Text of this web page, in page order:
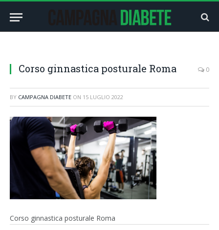
Corso ginnastica posturale Roma 0
BY CAMPAGNA DIABETE ON 15 LUGLIO 2022
Corso ginnastica posturale Roma